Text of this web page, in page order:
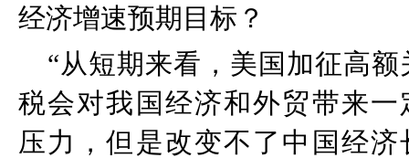
经济增速预期目标？
“从短期来看，美国加征高额
税会对我国经济和外贸带来一
压力，但是改变不了中国经济